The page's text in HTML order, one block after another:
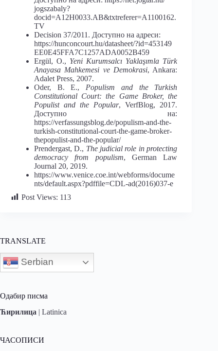
jogszabaly?
docid=A12H0033.AB&txtreferer=A1100162.
TV
Decision 37/2011. Доступно на адреси:
https://hunconcourt.hu/datasheet/?id=453149
EE0E45FFA7C1257ADA0052B459
Ergül, O., Yeni Kurumsalcı Yaklaşımla Türk
Anayasa Mahkemesi ve Demokrasi, Ankara:
Adalet Press, 2007.
Oder, B. E., Populism and the Turkish
Constitutional Court: the Game Broker, the
Populist and the Popular, VerfBlog, 2017.
Доступно на:
https://verfassungsblog.de/populism-and-the-
turkish-constitutional-court-the-game-broker-
thepopulist-and-the-popular/
Prendergast, D., The judicial role in protecting
democracy from populism, German Law
Journal 20, 2019.
https://www.venice.coe.int/webforms/docume
nts/default.aspx?pdffile=CDL-ad(2016)037-e
Post Views: 113
TRANSLATE
Serbian
Одабир писма
Ћирилица | Latinica
ЧАСОПИСИ